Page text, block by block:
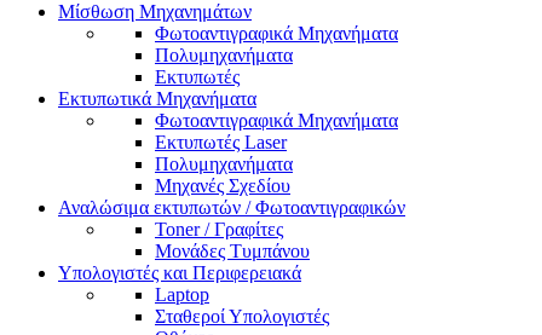
Μίσθωση Μηχανημάτων
Φωτοαντιγραφικά Μηχανήματα
Πολυμηχανήματα
Εκτυπωτές
Εκτυπωτικά Μηχανήματα
Φωτοαντιγραφικά Μηχανήματα
Εκτυπωτές Laser
Πολυμηχανήματα
Μηχανές Σχεδίου
Αναλώσιμα εκτυπωτών / Φωτοαντιγραφικών
Toner / Γραφίτες
Μονάδες Τυμπάνου
Υπολογιστές και Περιφερειακά
Laptop
Σταθεροί Υπολογιστές